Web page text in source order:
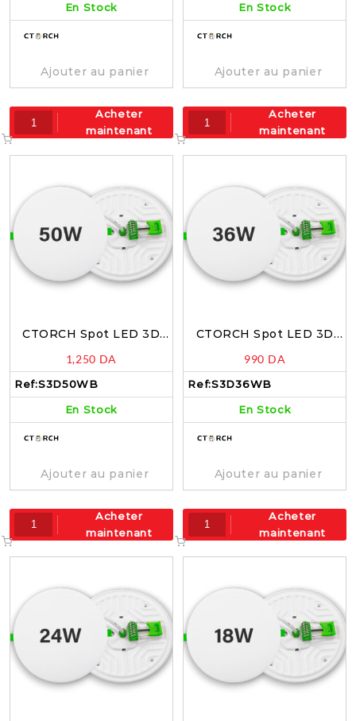
En Stock
Ajouter au panier
Acheter
maintenant
En Stock
Ajouter au panier
Acheter
maintenant
CTORCH Spot LED 3D
S3D50WB
1,250 DA
Ref:S3D50WB
En Stock
Ajouter au panier
Acheter
maintenant
CTORCH Spot LED 3D
S3D36WB
990 DA
Ref:S3D36WB
En Stock
Ajouter au panier
Acheter
maintenant